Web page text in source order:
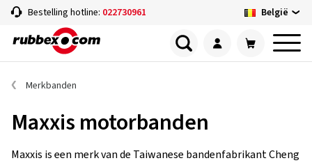
Bestelling hotline: 022730961 België
Merkbanden
Maxxis motorbanden
Maxxis is een merk van de Taiwanese bandenfabrikant Cheng